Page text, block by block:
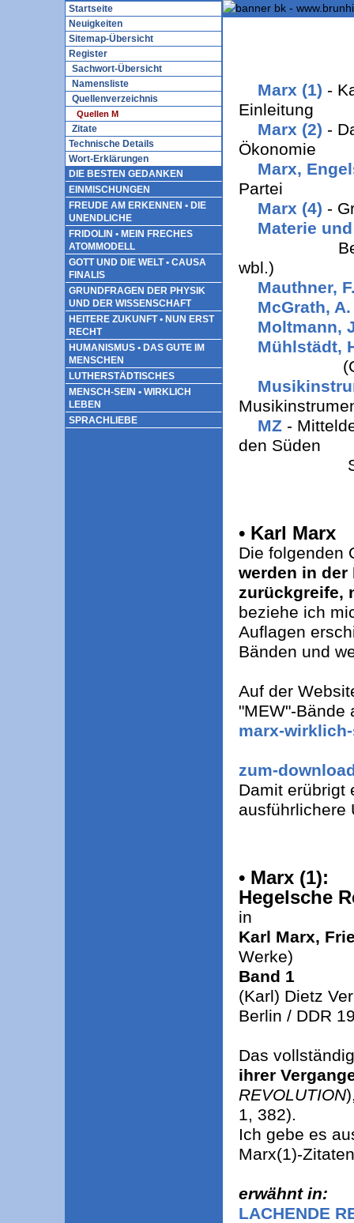
Startseite
Neuigkeiten
Sitemap-Übersicht
Register
Sachwort-Übersicht
Namensliste
Quellenverzeichnis
Quellen M
Zitate
Technische Details
Wort-Erklärungen
DIE BESTEN GEDANKEN
EINMISCHUNGEN
FREUDE AM ERKENNEN • DIE
UNENDLICHE
FRIDOLIN • MEIN FRECHES
ATOMMODELL
GOTT UND DIE WELT • CAUSA
FINALIS
GRUNDFRAGEN DER PHYSIK
UND DER WISSENSCHAFT
HEITERE ZUKUNFT • NUN ERST
RECHT
HUMANISMUS • DAS GUTE IM
MENSCHEN
LUTHERSTÄDTISCHES
MENSCH-SEIN • WIRKLICH
LEBEN
SPRACHLIEBE
Marx (1) -
Einleitung
Marx (2) -
Ökonomie
Marx,
Partei
Marx (4) -
Materie
Beiträge
wbl.)
Mauthner,
McGrath, A.
Moltmann,
Mühlstädt,
MZ -
den Süden
• Karl Marx
Die folgenden
werden in der
zurückgreife,
beziehe ich
Auflagen
Bänden und
Auf der
"MEW"-Bände
marx-
zum-
Damit erübrigt
ausführlichere
• Marx (1):
Hegelsche
in
Karl Marx,
Werke)
Band 1
(Karl) Dietz
Berlin / DDR
Das
ihrer
REVOLUTION
1, 382).
Ich gebe es
Marx(1)-
erwähnt in:
LACHENDE